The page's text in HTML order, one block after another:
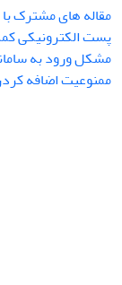
مقاله های مشترک
پست الکترونیکی
مشکل ورود به
ممنوعیت اضافه